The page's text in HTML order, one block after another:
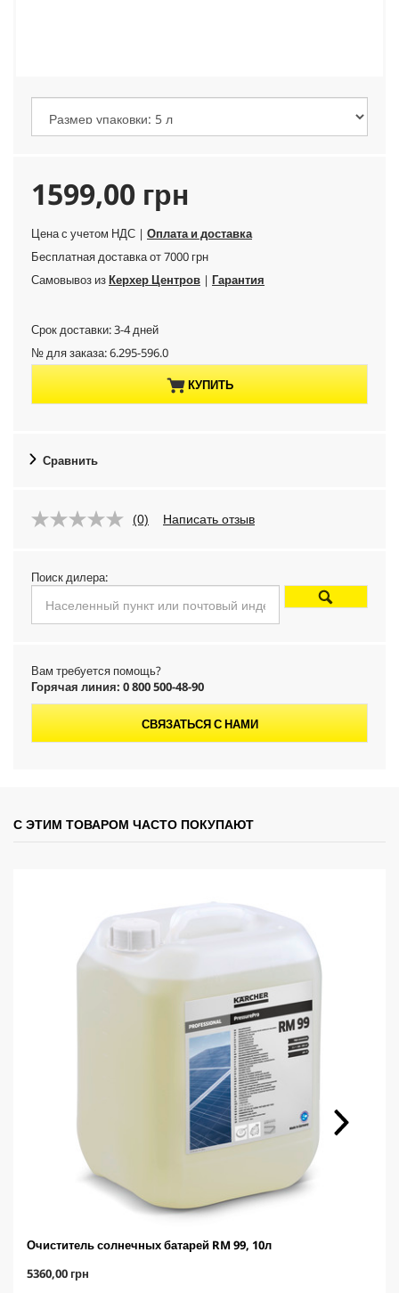
C
u
r
e
n
p
o
d
u
t
p
1599,00 грн
Цена с учетом НДС | Оплата и доставка
Бесплатная доставка от 7000 грн
Самовывоз изКерхер Центров | Гарантия
Срок доставки: 3-4 дней
№ для заказа:6.295-596.0
КУПИТЬ
Сравнить
(0) Написать отзыв
Поиск дилера:
Вам требуется помощь?
Горячая линия: 0 800 500-48-90
СВЯЗАТЬСЯ С НАМИ
С ЭТИМ ТОВАРОМ ЧАСТО ПОКУПАЮТ
Очиститель солнечных батарей RM 99, 10л
C
5360,00 грн